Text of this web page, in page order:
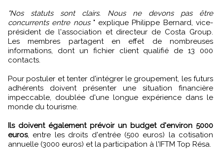
"Nos statuts sont clairs. Nous ne devons pas être
concurrents entre nous " explique Philippe Bernard, vice-
président de l'association et directeur de Costa Group.
Les membres partagent en effet de nombreuses
informations, dont un fichier client qualifié de 13 000
contacts.
Pour postuler et tenter d'intégrer le groupement, les futurs
adhérents doivent présenter une situation financière
impeccable, doublée d'une longue expérience dans le
monde du tourisme.
Ils doivent également prévoir un budget d'environ 5000
euros, entre les droits d'entrée (500 euros) la cotisation
annuelle (3000 euros) et la participation à l'IFTM Top Résa.